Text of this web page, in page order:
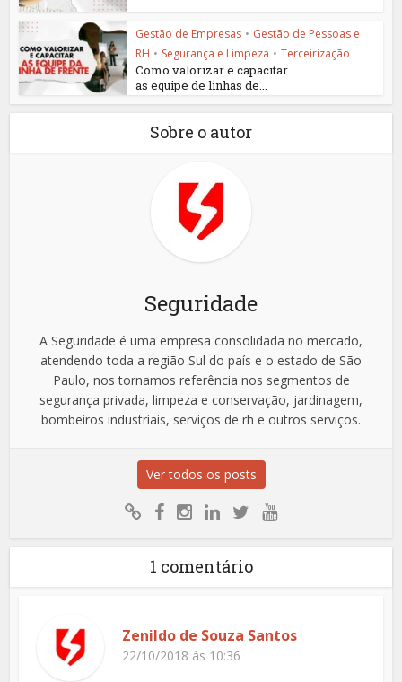
Gestão de Empresas • Gestão de Pessoas e
RH • Segurança e Limpeza • Terceirização
Como valorizar e capacitar
as equipe de linhas de...
Sobre o autor
Seguridade
A Seguridade é uma empresa consolidada no mercado,
atendendo toda a região Sul do país e o estado de São
Paulo, nos tornamos referência nos segmentos de
segurança privada, limpeza e conservação, jardinagem,
bombeiros industriais, serviços de rh e outros serviços.
Ver todos os posts
1 comentário
Zenildo de Souza Santos
22/10/2018 às 10:36